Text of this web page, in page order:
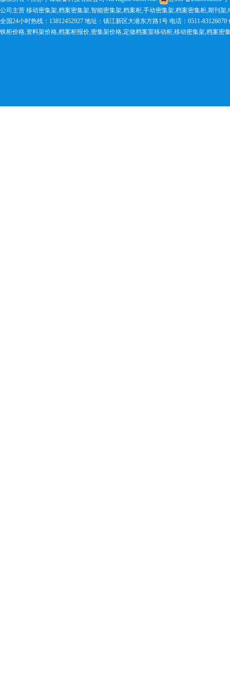
公司主营 移动密集架,档案密集架,智能密集架,档案柜,手动密集架,档案密集柜,期刊
全国24小时热线：13812452927 地址：镇江新区大港东方路1号 电话：0511-83126070
铁柜价格,资料架价格,档案柜报价,密集架价格,定做档案室移动柜,移动密集架,档案密